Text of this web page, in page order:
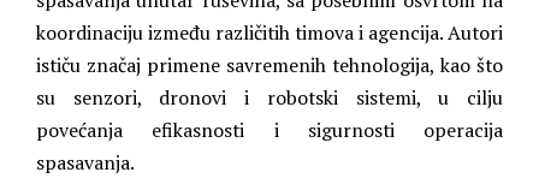
koordinaciju između različitih timova i agencija. Autori
ističu značaj primene savremenih tehnologija, kao što
su senzori, dronovi i robotski sistemi, u cilju
povećanja efikasnosti i sigurnosti operacija
spasavanja.